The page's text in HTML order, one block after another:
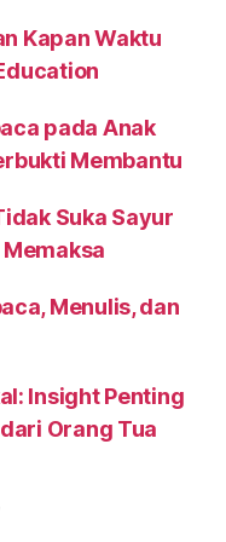
Kapan Waktu
pada Anak
Membantu
Suka Sayur
Menulis, dan
Insight Penting
Orang Tua